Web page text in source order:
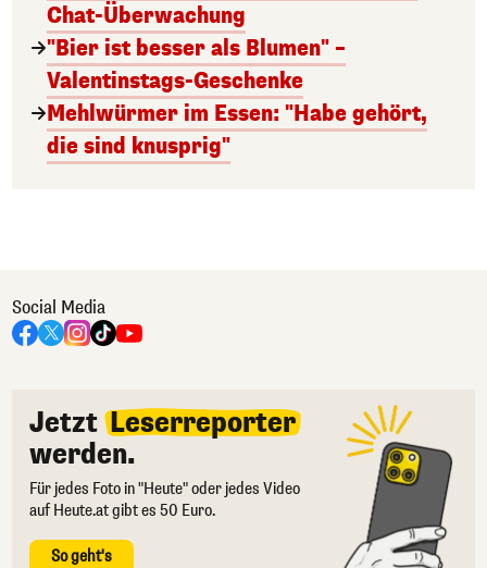
Chat-Überwachung
"Bier ist besser als Blumen" –
Valentinstags-Geschenke
Mehlwürmer im Essen: "Habe gehört,
die sind knusprig"
Social Media
Jetzt Leserreporter
werden.
Für jedes Foto in "Heute" oder jedes Video
auf Heute.at gibt es 50 Euro.
So geht's